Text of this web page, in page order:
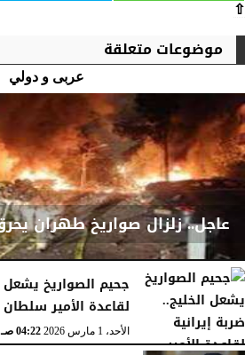
⇧
موضوعات متعلقة
عربى و دولي
عاجل.. زلزال صواريخ طهران
الأحد، 1 مارس 2026
جحيم الصواريخ يشعل
لقاعدة الأمير
الأحد، 1 مارس 2026 04:22 صـ